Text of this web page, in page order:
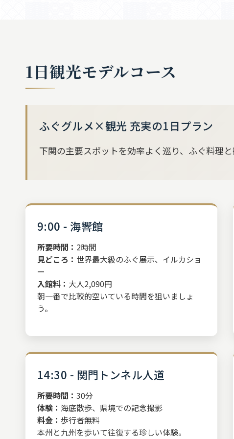
1日観光モデルコース
ふぐグルメ×観光 充実の1日プラン
下関の主要スポットを効率よく巡り、ふぐ料理
9:00 - 海響館
所要時間： 2時間
見どころ： 世界最大級のふぐ展示、イルカショ
ー
入館料： 大人2,090円
朝一番で比較的空いている時間を狙いましょ
う。
14:30 - 関門トンネル人道
所要時間： 30分
体験： 海底散歩、県境での記念撮影
料金： 歩行者無料
本州と九州を歩いて往復する珍しい体験。